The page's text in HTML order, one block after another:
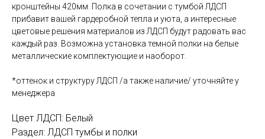
кронштейны 420мм. Полка в сочетании с тумбой ЛДСП
прибавит вашей гардеробной тепла и уюта, а интересные
цветовые решения материалов из ЛДСП будут радовать вас
каждый раз. Возможна установка темной полки на белые
металлические комплектующие и наоборот.
*оттенок и структуру ЛДСП /а также наличие/ уточняйте у
менеджера
Цвет ЛДСП: Белый
Раздел: ЛДСП тумбы и полки